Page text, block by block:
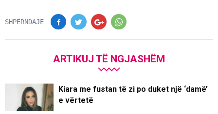
SHPËRNDAJE
ARTIKUJ TË NGJASHËM
Kiara me fustan të zi po duket një ‘damë’
e vërtetë